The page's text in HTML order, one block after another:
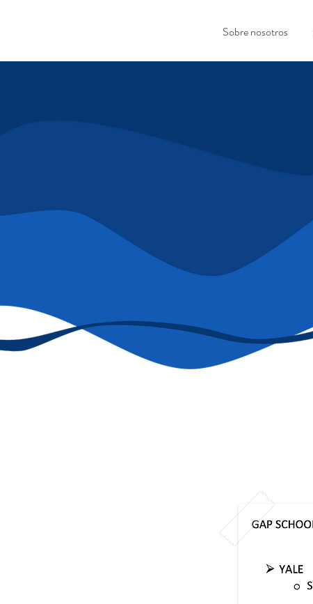
Sobre nosotros